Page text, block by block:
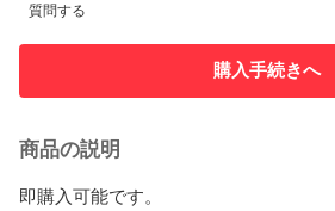
質問する
購入手続きへ
商品の説明
即購入可能です。